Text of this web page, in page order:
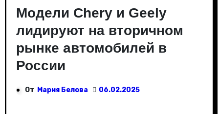
Модели Chery и Geely
лидируют на вторичном
рынке автомобилей в
России
От Мария Белова 06.02.2025